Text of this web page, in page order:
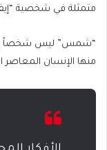
متمثلة في شخصية
“شمس” ليس شخصاً
منها الإنسان